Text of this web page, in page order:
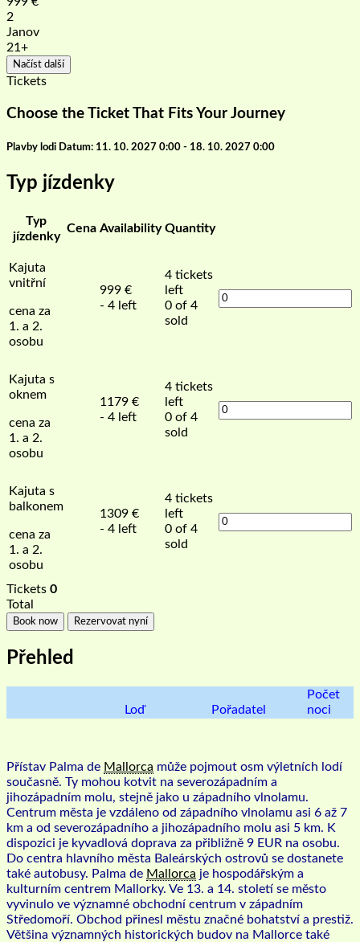
2
Janov
21+
Načíst další
Tickets
Choose the Ticket That Fits Your Journey
Plavby lodi Datum: 11. 10. 2027 0:00 - 18. 10. 2027 0:00
Typ jízdenky
Typ
jízdenky
Cena Availability Quantity
Kajuta
vnitřní
cena za
1. a 2.
osobu
999 €
- 4 left
4 tickets
left
0 of 4
sold
Kajuta s
oknem
cena za
1. a 2.
osobu
1179 €
- 4 left
4 tickets
left
0 of 4
sold
Kajuta s
balkonem
cena za
1. a 2.
osobu
1309 €
- 4 left
4 tickets
left
0 of 4
sold
Tickets 0
Total
Book now Rezervovat nyní
Přehled
Loď Pořadatel
Počet
noci
Přístav Palma de Mallorca může pojmout osm výletních lodí
současně. Ty mohou kotvit na severozápadním a
jihozápadním molu, stejně jako u západního vlnolamu.
Centrum města je vzdáleno od západního vlnolamu asi 6 až 7
km a od severozápadního a jihozápadního molu asi 5 km. K
dispozici je kyvadlová doprava za přibližně 9 EUR na osobu.
Do centra hlavního města Baleárských ostrovů se dostanete
také autobusy. Palma de Mallorca je hospodářským a
kulturním centrem Mallorky. Ve 13. a 14. století se město
vyvinulo ve významné obchodní centrum v západním
Středomoří. Obchod přinesl městu značné bohatství a prestiž.
Většina významných historických budov na Mallorce také